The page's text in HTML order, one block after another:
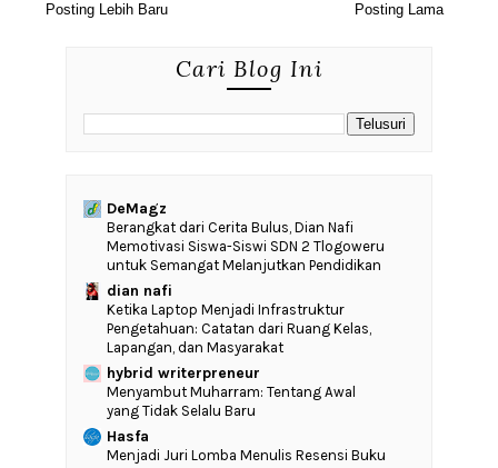
Posting Lebih Baru Posting Lama
Cari Blog Ini
DeMagz
‎Berangkat dari Cerita Bulus, Dian Nafi
Memotivasi Siswa-Siswi SDN 2 Tlogoweru
untuk Semangat Melanjutkan Pendidikan
dian nafi
Ketika Laptop Menjadi Infrastruktur
Pengetahuan: Catatan dari Ruang Kelas,
Lapangan, dan Masyarakat
hybrid writerpreneur
Menyambut Muharram: Tentang Awal
yang Tidak Selalu Baru
Hasfa
Menjadi Juri Lomba Menulis Resensi Buku